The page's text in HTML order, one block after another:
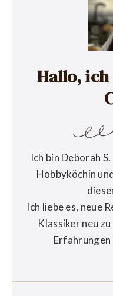
Hallo,
Ich bin Deborah
Hobbyköchin
Ich liebe es, neue
Klassiker neu